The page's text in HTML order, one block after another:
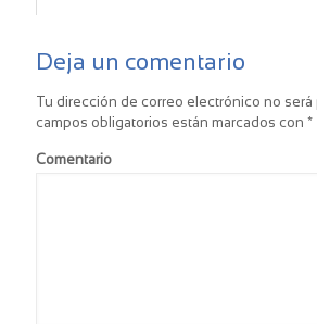
Deja un comentario
Tu dirección de correo electrónico no será
campos obligatorios están marcados con *
Comentario